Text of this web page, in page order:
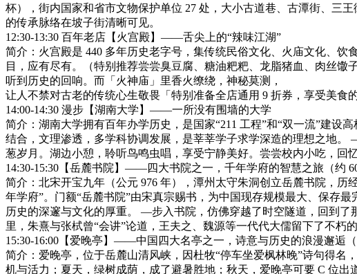
杯），街内国家和省市文物保护单位 27 处，大小古道巷、古潭街、三
的传承脉络在坡子街清晰可见。
12:30-13:30 百年老店【火宫殿】——舌尖上的“辣味江湖”
简介：火宫殿是 440 多年历史老字号，集传统民俗文化、火庙文化、
目，应有尽有。（特别推荐尝尝臭豆腐、糖油粑粑、龙脂猪血、肉丝
听到历史的回响。而「火神庙」里香火缭绕，神秘莫测，
让人不禁对古老的传统心生敬畏「特别准备全店通用 9 折券，享受美食
14:00-14:30 漫步【湖南大学】——一所没有围墙的大学
简介：湖南大学拥有百年办学历史，是国家“211 工程”和“双一流”建设
结合，文理渗透，多学科协调发展，是莘莘学子求学深造的理想之地
葱岁月。湖边小憩，聆听鸟鸣虫唱，享受宁静美好。尝尝校内小吃，回
14:30-15:30【岳麓书院】——四大书院之一，千年学府的智慧之旅（约
简介：北宋开宝九年（公元 976 年），潭州太守朱洞创立岳麓书院，历
年学府”。门额“岳麓书院”由宋真宗赐书，为中国现存规模最大、保存
历史的深邃与文化的厚重。 —步入书院，仿佛穿越了时空隧道，回到
里，朱熹与张栻曾“会讲”论道，王夫之、魏源等一代代大儒留下了不朽
15:30-16:00【爱晚亭】——中国四大名亭之一，诗意与历史的浪漫邂逅（
简介：爱晚亭，位于岳麓山清风峡，因杜牧“停车坐爱枫林晚”诗句得
机与活力；夏天，绿树成荫，成了避暑胜地；秋天，爱晚亭可要 C 位